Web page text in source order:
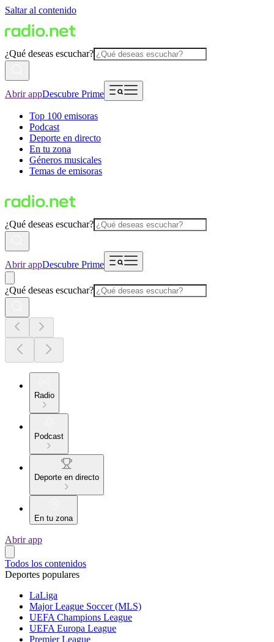
Saltar al contenido
¿Qué deseas escuchar?
Abrir appDescubre Prime
Top 100 emisoras
Podcast
Deporte en directo
En tu zona
Géneros musicales
Temas de emisoras
¿Qué deseas escuchar?
Abrir appDescubre Prime
¿Qué deseas escuchar?
Radio
Podcast
Deporte en directo
En tu zona
Abrir app
Todos los contenidos
Deportes populares
LaLiga
Major League Soccer (MLS)
UEFA Champions League
UEFA Europa League
Premier League